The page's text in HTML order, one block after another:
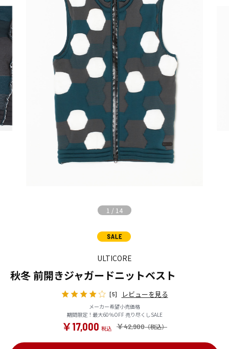
1 / 14
ULTICORE
秋冬 前開きジャガードニットベスト
[5] レビューを見る
メーカー希望小売価格
期間限定！最大60％OFF 売り尽くしSALE
￥42,900
￥17,000